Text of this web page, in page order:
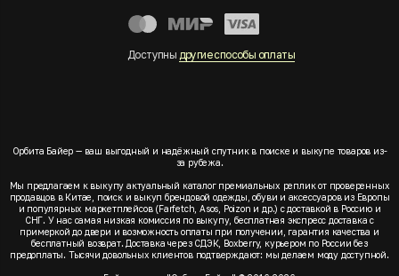
Доступны другие способы оплаты
Орбита Байер — ваш выгодный и надёжный спутник в поиске и выкупе товаров из-
за рубежа.
Мы предлагаем к выкупу актуальный каталог премиальных реплик от проверенных
продавцов в Китае, поиск и выкуп брендовой одежды, обуви и аксессуаров из Европы
и популярных маркетплейсов (Farfetch, Asos, Poizon и др.) с доставкой в Россию и
СНГ. У нас самая низкая комиссия по выкупу, бесплатная экспресс доставка с
примеркой до двери и возможность оплаты при получении, гарантия качества и
бесплатный возврат. Доставка через СДЭК, Boxberry, курьером по России без
предоплаты. Тысячи довольных клиентов подтверждают: мы делаем моду доступной.